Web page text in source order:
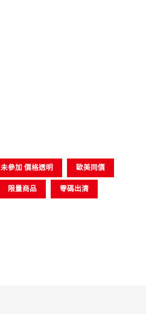
未參加 價格透明 歐美同價
限量商品 零碼出清